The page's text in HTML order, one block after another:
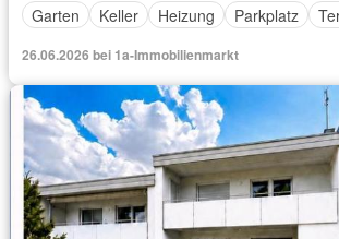
Garten
Keller Heizung Parkplatz
26.06.2026 bei 1a-Immobilienmarkt